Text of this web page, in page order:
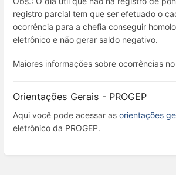
registro parcial tem que ser efetuado o
ocorrência para a chefia conseguir
eletrônico e não gerar saldo negativo.
Maiores informações sobre ocorrências
Orientações Gerais - PROGEP
Aqui você pode acessar as orientações
eletrônico da PROGEP.